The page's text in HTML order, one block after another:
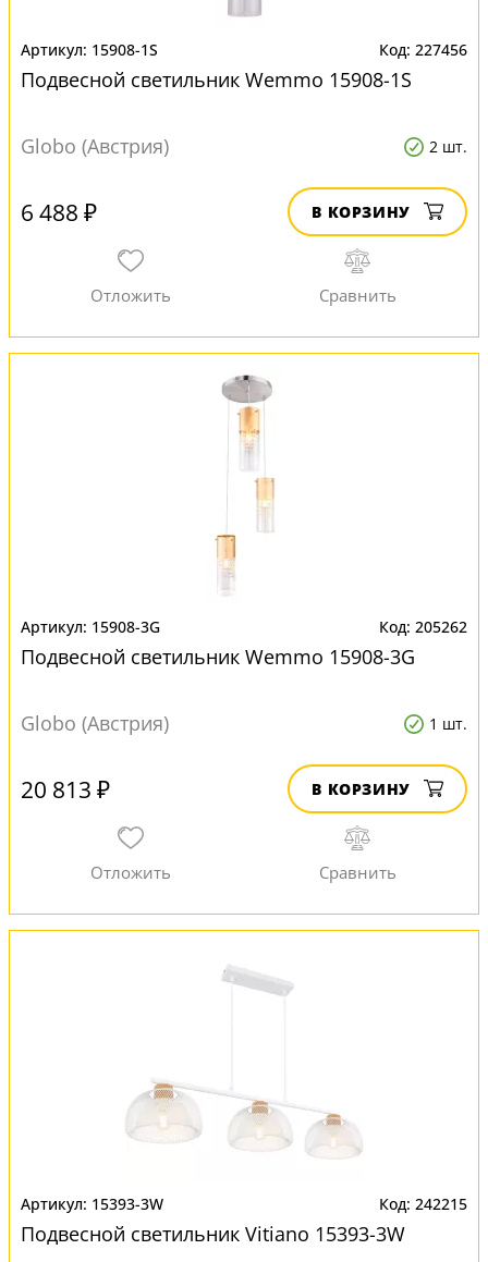
15908-1S 227456
Подвесной светильник Wemmo 15908-1S
Globo (Австрия) 2 шт.
6 488 ₽ В КОРЗИНУ
15908-3G 205262
Подвесной светильник Wemmo 15908-3G
Globo (Австрия) 1 шт.
20 813 ₽ В КОРЗИНУ
15393-3W 242215
Подвесной светильник Vitiano 15393-3W